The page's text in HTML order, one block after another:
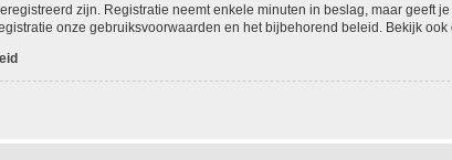
zijn. Registratie neemt enkele minuten in beslag, maar geeft
onze gebruiksvoorwaarden en het bijbehorend beleid. Bekijk ook